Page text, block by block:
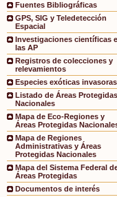
Fuentes Bibliográficas
GPS, SIG y Teledetección
Espacial
Investigaciones científicas
las AP
Registros de colecciones y
relevamientos
Especies exóticas invasoras
Listado de Áreas Protegidas
Nacionales
Mapa de Eco-Regiones y
Áreas Protegidas
Mapa de Regiones
Administrativas y Áreas
Protegidas Nacionales
Mapa del Sistema Federal
Áreas Protegidas
Documentos de interés